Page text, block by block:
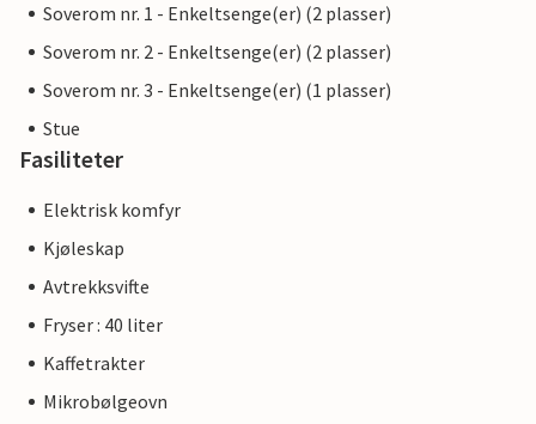
Soverom nr. 1 - Enkeltsenge(er) (2 plasser)
Soverom nr. 2 - Enkeltsenge(er) (2 plasser)
Soverom nr. 3 - Enkeltsenge(er) (1 plasser)
Stue
Fasiliteter
Elektrisk komfyr
Kjøleskap
Avtrekksvifte
Fryser : 40 liter
Kaffetrakter
Mikrobølgeovn